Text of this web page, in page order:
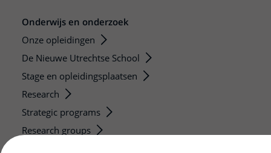
Onderwijs en onderzoek
Onze opleidingen
De Nieuwe Utrechtse School
Stage en opleidingsplaatsen
Research
Strategic programs
Research groups